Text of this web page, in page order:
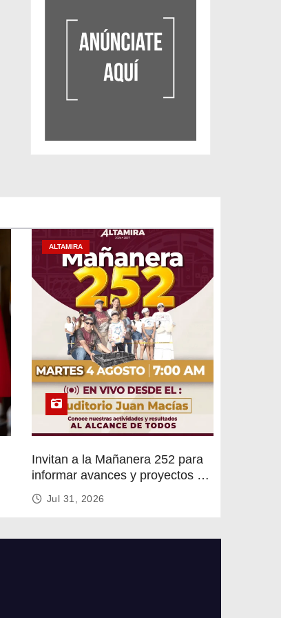
ALTAMIRA
Invitan a la Mañanera 252 para
informar avances y proyectos de
Altamira
Jul 31, 2026